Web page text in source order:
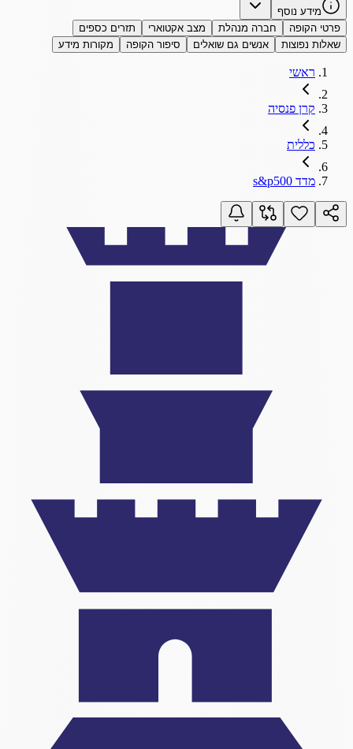
מידע נוסף
פרטי הקופה
חברה מנהלת מצב אקטוארי
תזרים כספים
שאלות נפוצות
אנשים גם שואלים סיפור הקופה מקורות מידע
ראשי
קרן פנסיה
כללית
מדד s&p500